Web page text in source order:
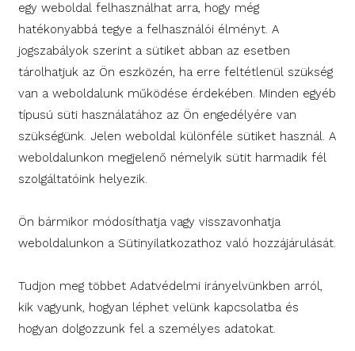
egy weboldal felhasználhat arra, hogy még
hatékonyabbá tegye a felhasználói élményt. A
jogszabályok szerint a sütiket abban az esetben
tárolhatjuk az Ön eszközén, ha erre feltétlenül szükség
van a weboldalunk működése érdekében. Minden egyéb
típusú süti használatához az Ön engedélyére van
szükségünk. Jelen weboldal különféle sütiket használ. A
weboldalunkon megjelenő némelyik sütit harmadik fél
szolgáltatóink helyezik.
Ön bármikor módosíthatja vagy visszavonhatja
weboldalunkon a Sütinyilatkozathoz való hozzájárulását.
Tudjon meg többet Adatvédelmi irányelvünkben arról,
kik vagyunk, hogyan léphet velünk kapcsolatba és
hogyan dolgozzunk fel a személyes adatokat.